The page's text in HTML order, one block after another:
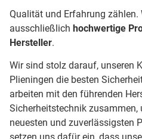
Qualität und Erfahrung zählen.
ausschließlich hochwertige
Hersteller.
Wir sind stolz darauf, unseren
Plieningen die besten
arbeiten mit den führenden
Sicherheitstechnik zusammen,
neuesten und zuverlässigsten